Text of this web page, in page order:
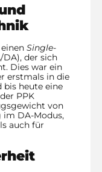
Single-
DA), der sich
Dies war ein
erstmals in die
heute eine
PPK
von
im DA-Modus,
auch für